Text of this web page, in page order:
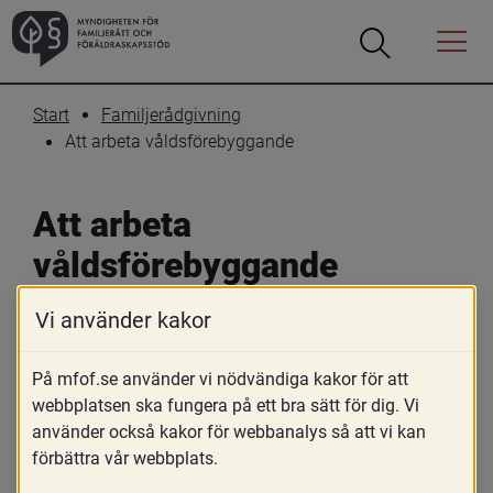
Öppna
Öppna
Menyn
Start
Familjerådgivning
Att arbeta våldsförebyggande
Att arbeta
våldsförebyggande
Vi använder kakor
På mfof.se använder vi nödvändiga kakor för att
webbplatsen ska fungera på ett bra sätt för dig. Vi
använder också kakor för webbanalys så att vi kan
förbättra vår webbplats.